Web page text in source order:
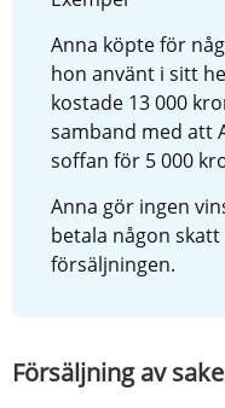
Anna köpte för
hon använt i sitt
kostade 13 000
samband med att
soffan för 5 000
Anna gör ingen
betala någon
försäljningen.
Försäljning av